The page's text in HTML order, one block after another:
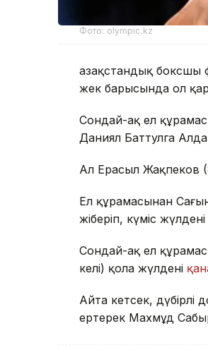
Фото: olympic.kz
Қазақстандық
жек барысында ол
Сондай-ақ ел
Даниял Баттулга
Ал Ерасыл Жақпеков
Ел құрамасынан
жіберіп, күміс
Сондай-ақ ел
келі) қола жүлдені
Айта кетсек, дүбірлі
ертерек Махмұд